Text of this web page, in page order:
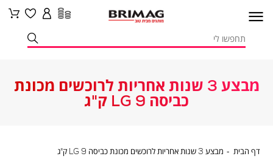
מבצע 3 שנות אחריות לרוכשים מכונת
כביסה LG 9 ק"ג
דף הבית דף מבצע 3 שנות אחריות לרוכשים מכונת כביסה LG 9 ק"ג